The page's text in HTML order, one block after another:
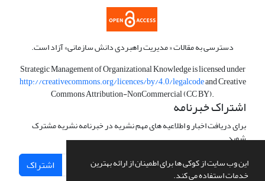
این وب سایت از کوکی ها برای اطمینان از ارائه بهترین
خدمات استفاده می کند.
دسترسی به مقالات « مدیریت راهبردی دانش سازمانی» آزاد است.
Strategic Management of Organizational Knowledge is licensed under
http://creativecommons.org/licences/by/4.0/legalcodeand Creative
Commons Attribution-NonCommercial (CC BY).
اشتراک خبرنامه
برای دریافت اخبار و اطلاعیه های مهم نشریه در خبرنامه نشریه مشترک
شوید.
اشتراک